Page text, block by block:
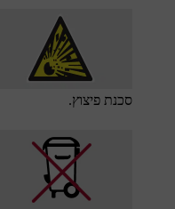
סכנת פיצוץ.